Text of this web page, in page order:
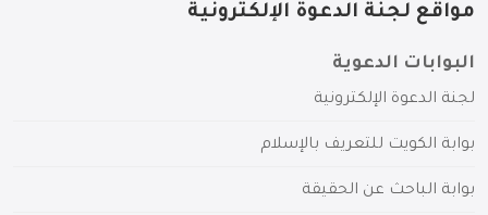
مواقع لجنة الدعوة الإلكترونية
البوابات الدعوية
لجنة الدعوة الإلكترونية
بوابة الكويت للتعريف بالإسلام
بوابة الباحث عن الحقيقة